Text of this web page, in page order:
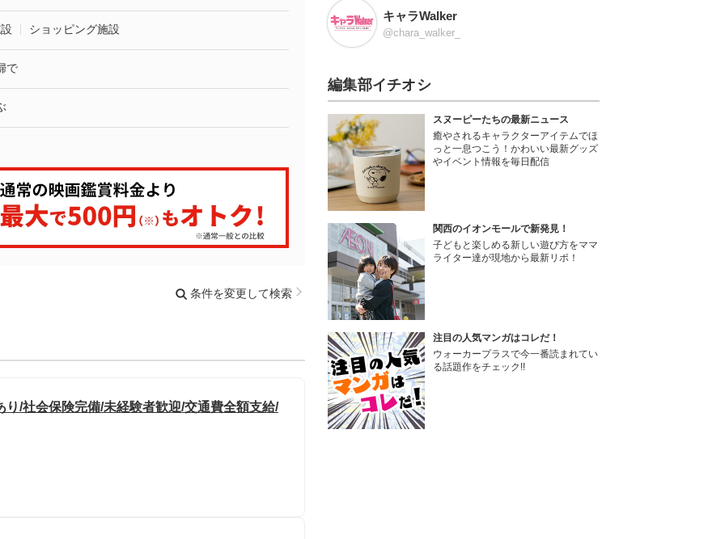
ショッピング施設
で
条件を変更して検索
/社会保険完備/未経験者歓迎/交通費全額支給/
キャラWalker
@chara_walker_
編集部イチオシ
スヌーピーたちの最新ニュース
癒やされるキャラクターアイテムでほ
っと一息つこう！かわいい最新グッズ
やイベント情報を毎日配信
関西のイオンモールで新発見！
子どもと楽しめる新しい遊び方をママ
ライター達が現地から最新リポ！
注目の人気マンガはコレだ！
ウォーカープラスで今一番読まれてい
る話題作をチェック!!